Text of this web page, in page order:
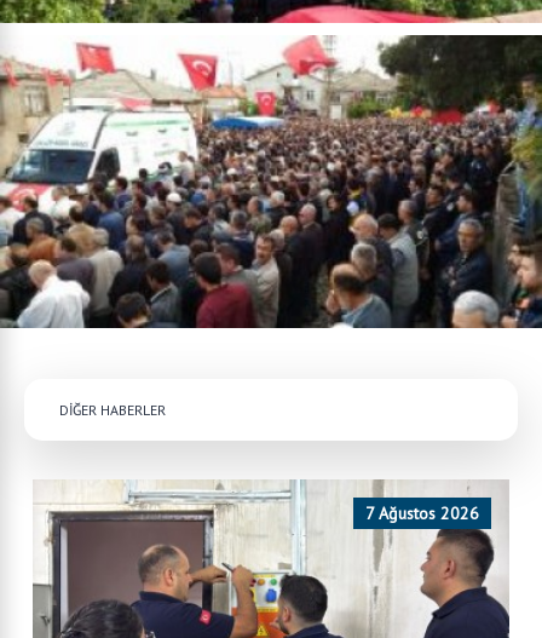
DİĞER HABERLER
7 Ağustos 2026